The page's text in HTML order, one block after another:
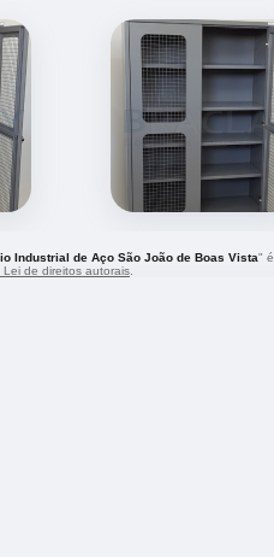
Industrial de Aço São João de Boas Vista"
de direitos autorais